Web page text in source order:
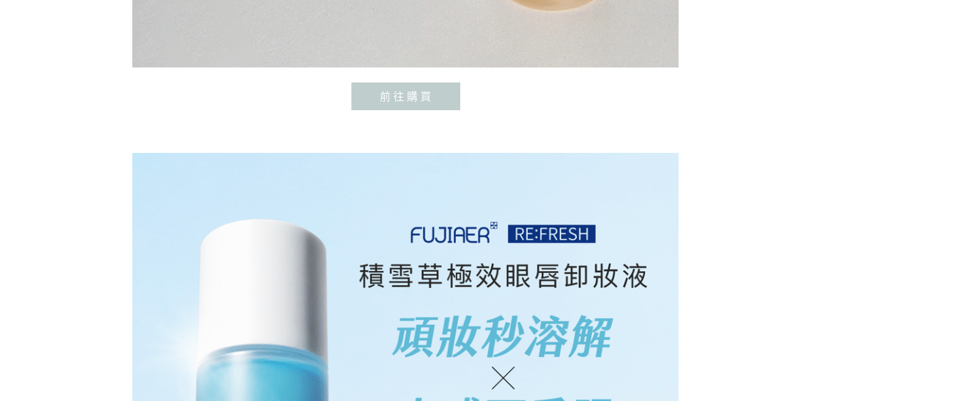
前 往 購 買